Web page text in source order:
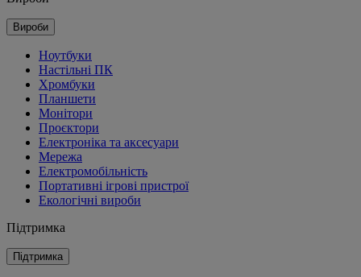
Вироби
Ноутбуки
Настільні ПК
Хромбуки
Планшети
Монітори
Проєктори
Електроніка та аксесуари
Мережа
Електромобільність
Портативні ігрові пристрої
Екологічні вироби
Підтримка
Підтримка